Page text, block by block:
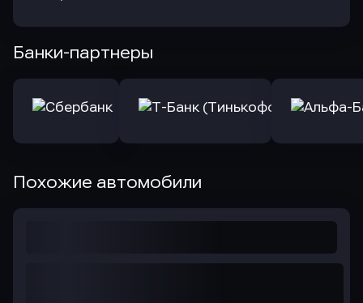
Банки-партнеры
Похожие автомобили